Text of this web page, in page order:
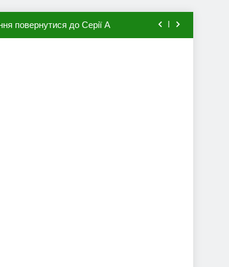
повернутися до Серії А